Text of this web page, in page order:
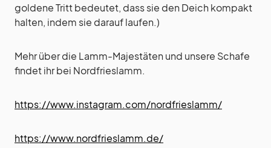
goldene Tritt bedeutet, dass sie den Deich kompakt
halten, indem sie darauf laufen.)
Mehr über die Lamm-Majestäten und unsere Schafe
findet ihr bei Nordfrieslamm.
https://www.instagram.com/nordfrieslamm/
https://www.nordfrieslamm.de/